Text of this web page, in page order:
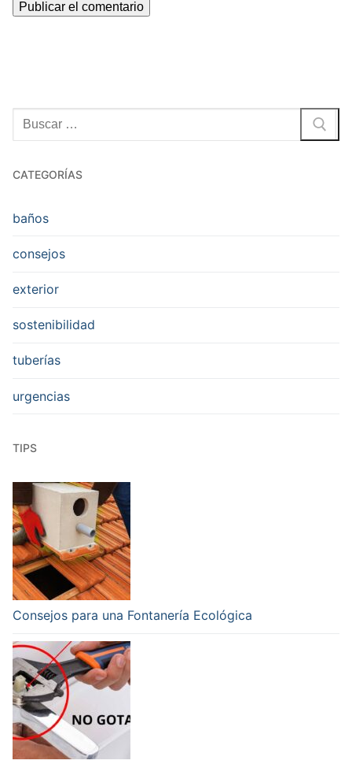
Buscar:
CATEGORÍAS
baños
consejos
exterior
sostenibilidad
tuberías
urgencias
TIPS
Consejos para una Fontanería Ecológica